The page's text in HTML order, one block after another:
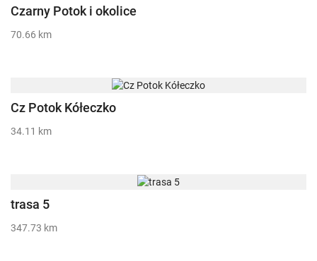
Czarny Potok i okolice
70.66 km
Cz Potok Kółeczko
34.11 km
trasa 5
347.73 km